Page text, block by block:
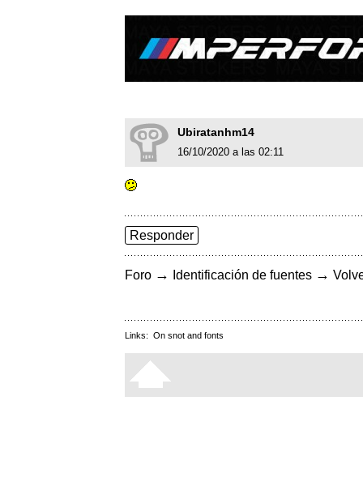
Ubiratanhm14
16/10/2020 a las 02:11
Responder
Foro → Identificación de fuentes →
Links: On snot and fonts